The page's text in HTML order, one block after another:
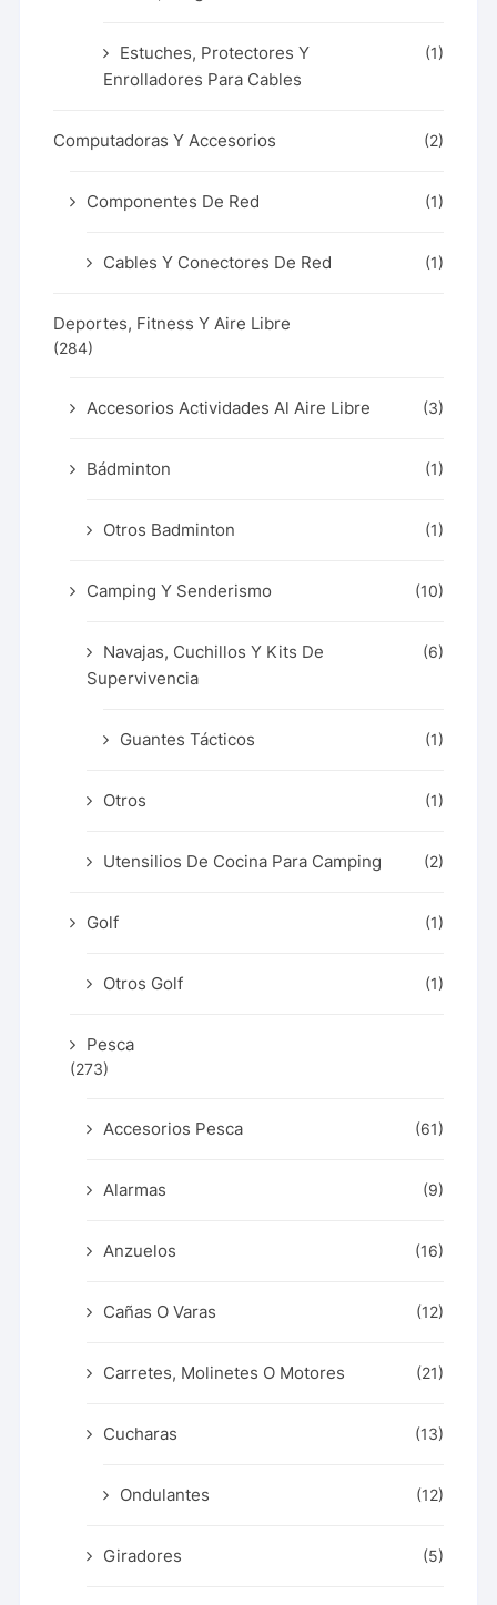
Estuches, Protectores Y
Enrolladores Para Cables
(1)
Computadoras Y Accesorios (2)
Componentes De Red (1)
Cables Y Conectores De Red (1)
Deportes, Fitness Y Aire Libre
(284)
Accesorios Actividades Al Aire Libre (3)
Bádminton (1)
Otros Badminton (1)
Camping Y Senderismo (10)
Navajas, Cuchillos Y Kits De
Supervivencia
(6)
Guantes Tácticos (1)
Otros (1)
Utensilios De Cocina Para Camping (2)
Golf (1)
Otros Golf (1)
Pesca
(273)
Accesorios Pesca (61)
Alarmas (9)
Anzuelos (16)
Cañas O Varas (12)
Carretes, Molinetes O Motores (21)
Cucharas (13)
Ondulantes (12)
Giradores (5)